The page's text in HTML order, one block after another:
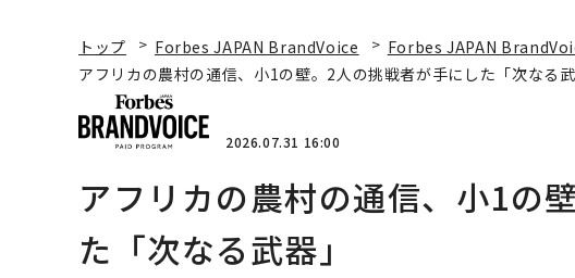
トップ Forbes JAPAN BrandVoice
Forbes JAPAN
アフリカの農村の通信、小1の壁。2人の挑戦者が手にした「次なる武
2026.07.31 16:00
アフリカの農村の通信、小1の
た「次なる武器」